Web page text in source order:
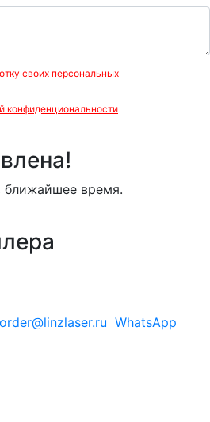
своих персональных
конфиденциональности
время.
order@linzlaser.ru WhatsApp